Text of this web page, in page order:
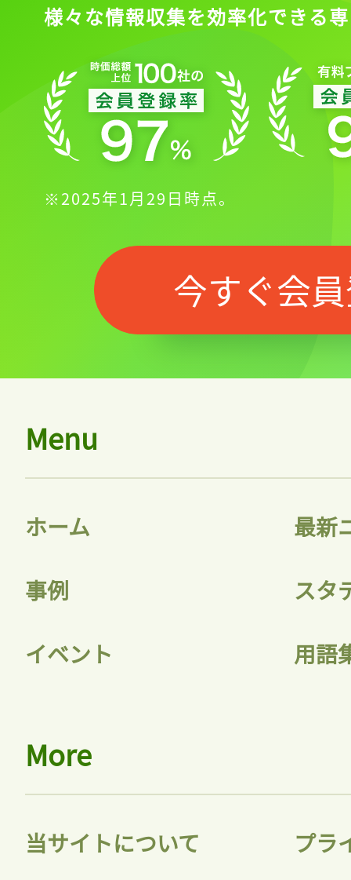
様々な情報収集を効率化できる
※2025年1月29日時点。
今すぐ会
Menu
ホーム 最新
事例 スタ
イベント 用語
More
当サイトについて プラ